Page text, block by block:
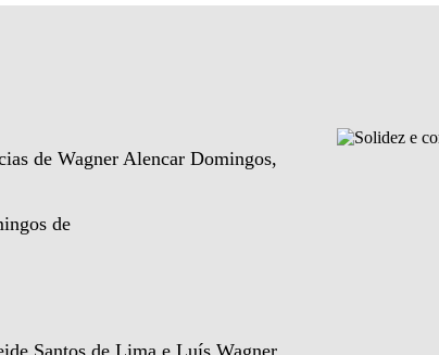
de Wagner Alencar Domingos,
de